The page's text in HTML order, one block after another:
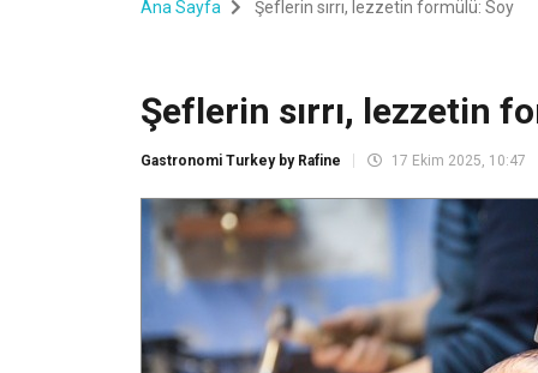
Ana Sayfa Şeflerin sırrı, lezzetin formülü: Soy
Şeflerin sırrı, lezzetin
Gastronomi Turkey by Rafine 17 Ekim 2025, 10:47